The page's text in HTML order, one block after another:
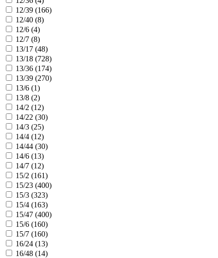
12/39 (166)
12/40 (8)
12/6 (4)
12/7 (8)
13/17 (48)
13/18 (728)
13/36 (174)
13/39 (270)
13/6 (1)
13/8 (2)
14/2 (12)
14/22 (30)
14/3 (25)
14/4 (12)
14/44 (30)
14/6 (13)
14/7 (12)
15/2 (161)
15/23 (400)
15/3 (323)
15/4 (163)
15/47 (400)
15/6 (160)
15/7 (160)
16/24 (13)
16/48 (14)